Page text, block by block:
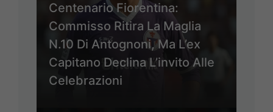
Centenario Fiorentina:
Commisso Ritira La Maglia
N.10 Di Antognoni, Ma L’ex
Capitano Declina L’invito Alle
Celebrazioni